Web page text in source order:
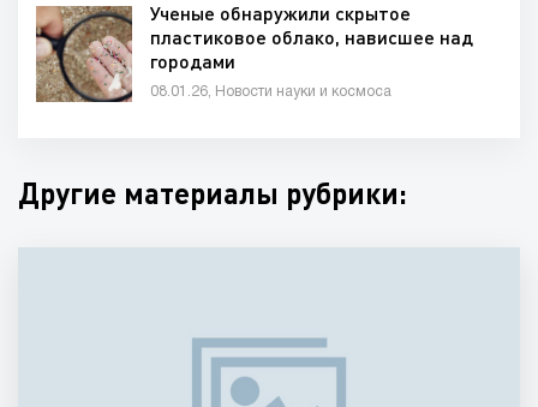
Ученые обнаружили скрытое
пластиковое облако, нависшее над
городами
08.01.26, Новости науки и космоса
Другие материалы рубрики: